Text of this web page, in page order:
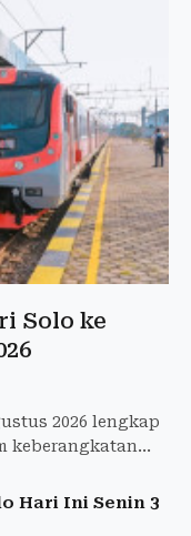
Solo ke
2026 lengkap
keberangkatan
Hari Ini Senin 3